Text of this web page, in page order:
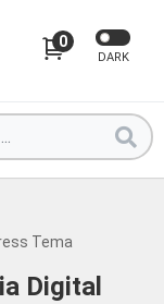
0
DARK
Tema
Digital